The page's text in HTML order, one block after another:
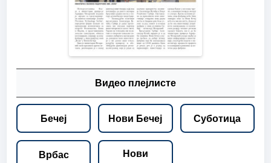
Видео плејлисте
Бечеј Нови Бечеј Суботица
Врбас
Нови